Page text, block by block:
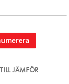
JÄMFÖR